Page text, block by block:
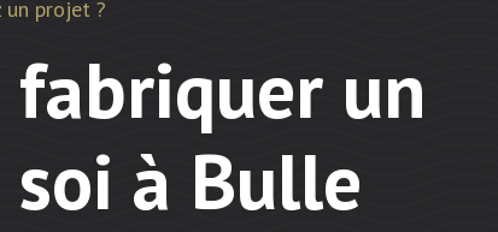
un projet ?
un
soi à Bulle